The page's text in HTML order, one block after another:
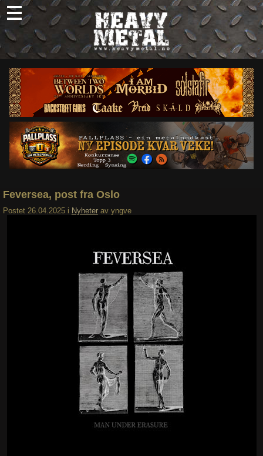
Skip
to
content
Nyheter
Omtaler
Intervjuer
Om oss
Abonner
Søk
Feversea, post fra Oslo
Postet 26.04.2025 i Nyheter av yngve